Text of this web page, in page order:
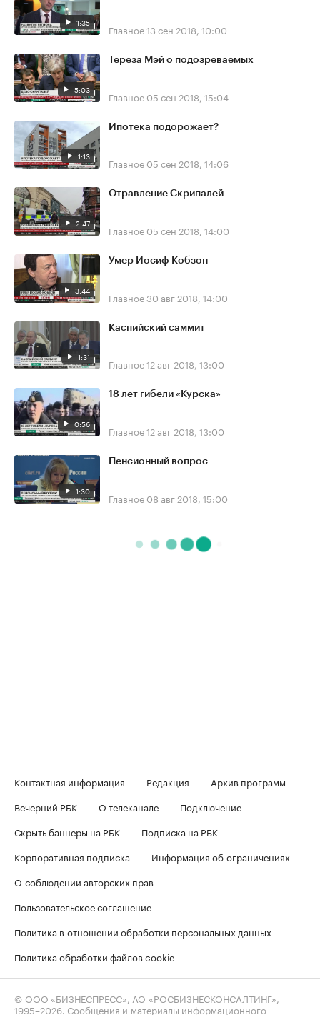
1:35 Главное13 сен 2018, 10:00
5:03
Тереза Мэй о подозреваемых
Главное 05 сен 2018, 15:04
1:13
Ипотека подорожает?
Главное 05 сен 2018, 14:06
2:47
Отравление Скрипалей
Главное 05 сен 2018, 14:00
3:44
Умер Иосиф Кобзон
Главное30 авг 2018, 14:00
1:31
Каспийский саммит
Главное12 авг 2018, 13:00
0:56
18 лет гибели «Курска»
Главное12 авг 2018, 13:00
1:30
Пенсионный вопрос
Главное 08 авг 2018, 15:00
Контактная информация Редакция
Архив программ
Вечерний РБК
О телеканале
Подключение
Скрыть баннеры на РБК
Подписка на РБК
Корпоративная подписка
Информация об ограничениях
О соблюдении авторских прав
Пользовательское соглашение
Политика в отношении обработки персональных данных
Политика обработки файлов cookie
© ООО «БИЗНЕСПРЕСС», АО «РОСБИЗНЕСКОНСАЛТИНГ»,
1995–2026 . Сообщения и материалы информационного